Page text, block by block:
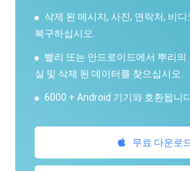
삭제 된 메시지, 사진, 연락처, 비
복구하십시오.
빨리 또는 안드로이드에서 뿌리의
실 및 삭제 된 데이터를 찾으십시오.
6000 + Android 기기와 호환됩니
무료 다운로